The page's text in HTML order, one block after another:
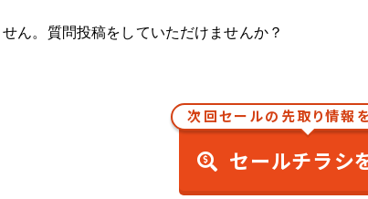
ん。質問投稿をしていただけませんか？
次回セールの先取り情報
セールチラシ